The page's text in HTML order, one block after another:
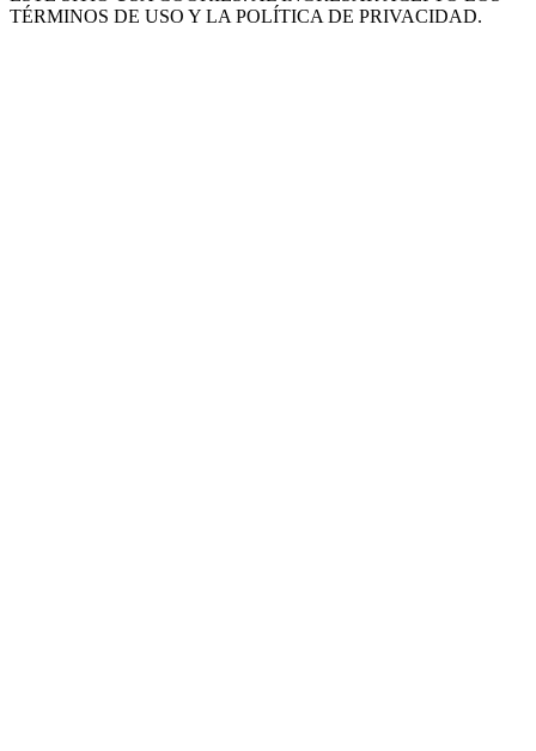
TÉRMINOS DE USO Y LA POLÍTICA DE PRIVACIDAD.